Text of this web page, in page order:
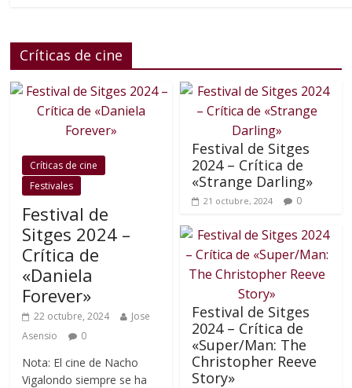
Críticas de cine
Críticas de cine
Festivales
Festival de
Sitges 2024 –
Crítica de
«Daniela
Forever»
22 octubre, 2024
Jose
Asensio
0
Nota: El cine de Nacho
Vigalondo siempre se ha
Festival de Sitges
2024 – Crítica de
«Strange Darling»
21 octubre, 2024 0
Festival de Sitges
2024 – Crítica de
«Super/Man: The
Christopher Reeve
Story»